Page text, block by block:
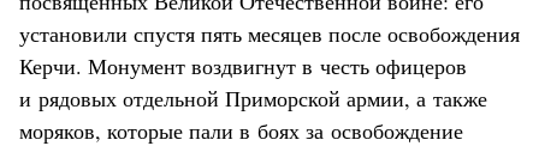
установили спустя пять месяцев после освобождения
Керчи. Монумент воздвигнут в честь офицеров
и рядовых отдельной Приморской армии, а также
моряков, которые пали в боях за освобождение